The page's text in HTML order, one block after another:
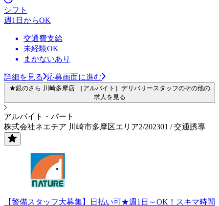
シフト
週1日からOK
交通費支給
未経験OK
まかないあり
詳細を見る 応募画面に進む
★銀のさら 川崎多摩店 ［アルバイト］デリバリースタッフのその他の
求人を見る
アルバイト・パート
株式会社ネエチア 川崎市多摩区エリア2/202301 / 交通誘導
【警備スタッフ大募集】日払い可★週1日～OK！スキマ時間